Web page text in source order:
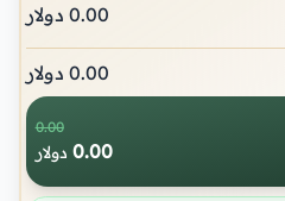
0.00 دولار
0.00 دولار
0.00
0.00 دولار